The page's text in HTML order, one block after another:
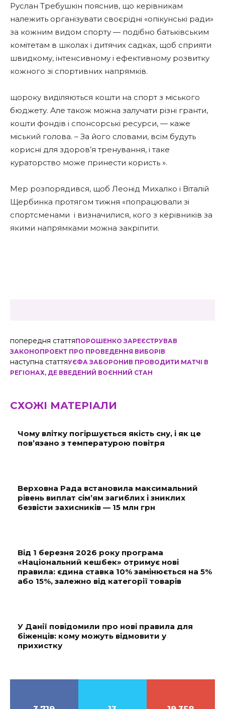
Руслан Требушкін пояснив, що керівникам
належить організувати своєрідні «опікунські ради»
за кожним видом спорту — подібно батьківським
комітетам в школах і дитячих садках, щоб сприяти
швидкому, інтенсивному і ефективному розвитку
кожного зі спортивних напрямків.
щороку виділяються кошти на спорт з міського
бюджету. Але також можна залучати різні гранти,
кошти фондів і спонсорські ресурси, — каже
міський голова. – За його словами, всім будуть
корисні для здоров’я тренування, і таке
кураторство може принести користь ».
Мер розпорядився, щоб Леонід Михалко і Віталій
Щербинка протягом тижня «попрацювали зі
спортсменами і визначилися, кого з керівників за
якими напрямками можна закріпити.
попередня статтяПОРОШЕНКО ЗАРЕЄСТРУВАВ
ЗАКОНОПРОЕКТ ПРО ПРОВЕДЕННЯ ВИБОРІВ
наступна статтяУЄФА ЗАБОРОНИВ ПРОВОДИТИ МАТЧІ В
РЕГІОНАХ, ДЕ ВВЕДЕНИЙ ВОЄННИЙ СТАН
СХОЖІ МАТЕРІАЛИ
Чому влітку погіршується якість сну, і як це
пов’язано з температурою повітря
Верховна Рада встановила максимальний
рівень виплат сім’ям загиблих і зниклих
безвісти захисників — 15 млн грн
Від 1 березня 2026 року програма
«Національний кешбек» отримує нові
правила: єдина ставка 10% замінюється на 5%
або 15%, залежно від категорії товарів
У Данії повідомили про нові правила для
біженців: кому можуть відмовити у
прихистку